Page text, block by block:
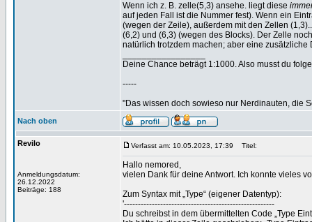
Wenn ich z. B. zelle(5,3) ansehe. liegt diese
auf jeden Fall ist die Nummer fest). Wenn ein
(wegen der Zeile), außerdem mit den Zellen
(6,2) und (6,3) (wegen des Blocks). Der Zelle
natürlich trotzdem machen; aber eine
Deine Chance beträgt 1:1000. Also musst du
-----
"Das wissen doch sowieso nur Nerdinauten, die
Nach oben
Revilo
Anmeldungsdatum:
26.12.2022
Beiträge: 188
Verfasst am: 10.05.2023, 17:39 Titel:
Hallo nemored,
vielen Dank für deine Antwort. Ich konnte vieles
Zum Syntax mit „Type“ (eigener Datentyp):
'------------------------------------------------------
Du schreibst in dem übermittelten Code „Type